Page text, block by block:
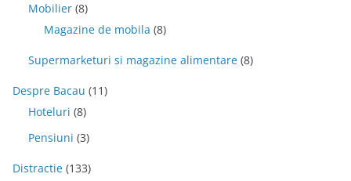
Mobilier (8)
Magazine de mobila (8)
Supermarketuri si magazine alimentare (8)
Despre Bacau (11)
Hoteluri (8)
Pensiuni (3)
Distractie (133)